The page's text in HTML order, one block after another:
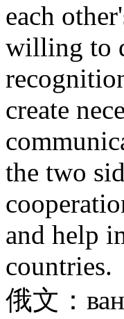
each
willing to
create
the two
and help
countries.
俄文：ван